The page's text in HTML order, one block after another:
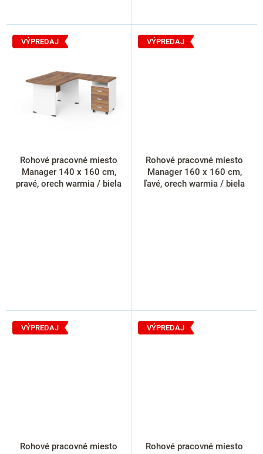
VÝPREDAJ
Rohové pracovné miesto
Manager 140 x 160 cm,
pravé, orech warmia / biela
VÝPREDAJ
Rohové pracovné miesto
Manager 160 x 160 cm,
ľavé, orech warmia / biela
VÝPREDAJ
Rohové pracovné miesto
VÝPREDAJ
Rohové pracovné miesto